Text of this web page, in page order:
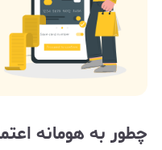
چطور به هومانه